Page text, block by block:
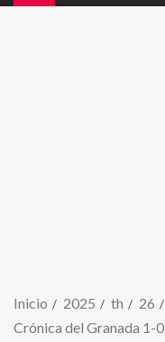
Inicio 2025 th
26
Crónica del Granada 1-